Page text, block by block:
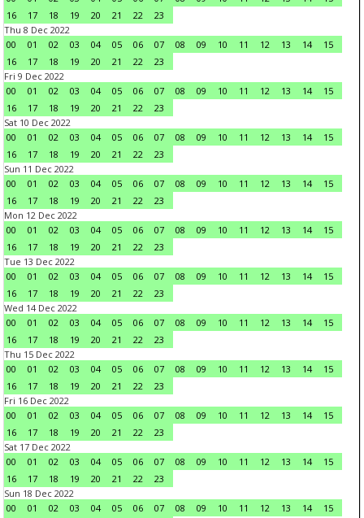
16
17 18 19 20 21 22
23
Thu 8 Dec 2022
00
01 02 03 04 05 06 07 08 09 10 11 12 13 14
15
16
17 18 19 20 21 22
23
Fri 9 Dec 2022
00
01 02 03 04 05 06 07 08 09 10 11 12 13 14
15
16
17 18 19 20 21 22
23
Sat 10 Dec 2022
00
01 02 03 04 05 06 07 08 09 10 11 12 13 14
15
16
17 18 19 20 21 22
23
Sun 11 Dec 2022
00
01 02 03 04 05 06 07 08 09 10 11 12 13 14
15
16
17 18 19 20 21 22
23
Mon 12 Dec 2022
00
01 02 03 04 05 06 07 08 09 10 11 12 13 14
15
16
17 18 19 20 21 22
23
Tue 13 Dec 2022
00
01 02 03 04 05 06 07 08 09 10 11 12 13 14
15
16
17 18 19 20 21 22
23
Wed 14 Dec 2022
00
01 02 03 04 05 06 07 08 09 10 11 12 13 14
15
16
17 18 19 20 21 22
23
Thu 15 Dec 2022
00
01 02 03 04 05 06 07 08 09 10 11 12 13 14
15
16
17 18 19 20 21 22
23
Fri 16 Dec 2022
00
01 02 03 04 05 06 07 08 09 10 11 12 13 14
15
16
17 18 19 20 21 22
23
Sat 17 Dec 2022
00
01 02 03 04 05 06 07 08 09 10 11 12 13 14
15
16
17 18 19 20 21 22
23
Sun 18 Dec 2022
00
01 02 03 04 05 06 07 08 09 10 11 12 13 14
15